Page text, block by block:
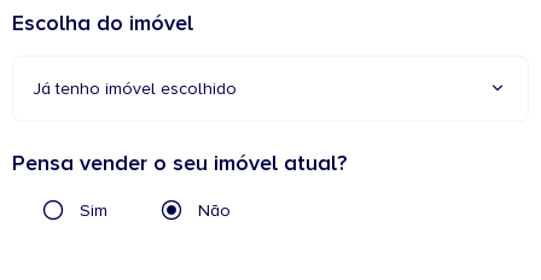
Escolha do imóvel
Já tenho imóvel escolhido
Pensa vender o seu imóvel atual?
Sim Não